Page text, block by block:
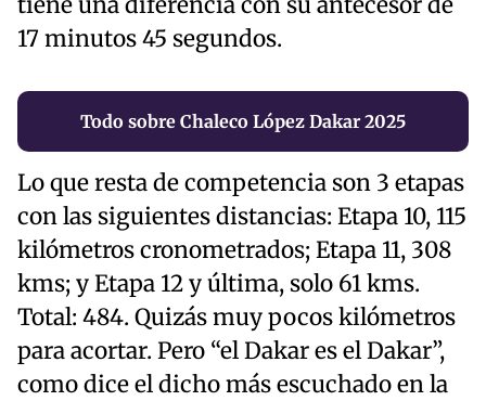
tiene una diferencia con su antecesor de
17 minutos 45 segundos.
Todo sobre Chaleco López Dakar 2025
Lo que resta de competencia son 3 etapas
con las siguientes distancias: Etapa 10, 115
kilómetros cronometrados; Etapa 11, 308
kms; y Etapa 12 y última, solo 61 kms.
Total: 484. Quizás muy pocos kilómetros
para acortar. Pero “el Dakar es el Dakar”,
como dice el dicho más escuchado en la